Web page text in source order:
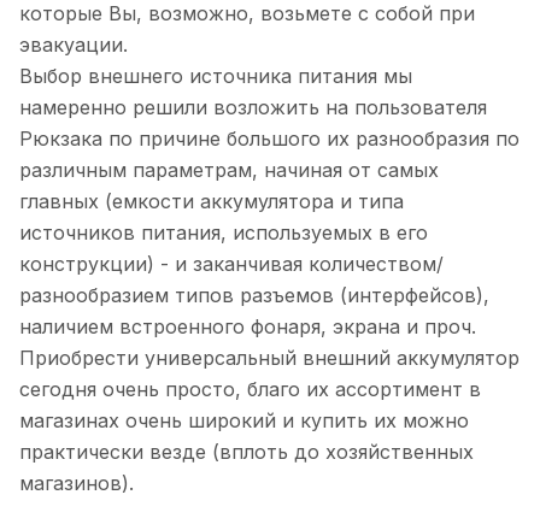
которые Вы, возможно, возьмете с собой при
эвакуации.
Выбор внешнего источника питания мы
намеренно решили возложить на пользователя
Рюкзака по причине большого их разнообразия по
различным параметрам, начиная от самых
главных (емкости аккумулятора и типа
источников питания, используемых в его
конструкции) - и заканчивая количеством/
разнообразием типов разъемов (интерфейсов),
наличием встроенного фонаря, экрана и проч.
Приобрести универсальный внешний аккумулятор
сегодня очень просто, благо их ассортимент в
магазинах очень широкий и купить их можно
практически везде (вплоть до хозяйственных
магазинов).